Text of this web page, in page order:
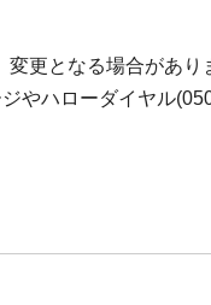
更となる場合があり
やハローダイヤル